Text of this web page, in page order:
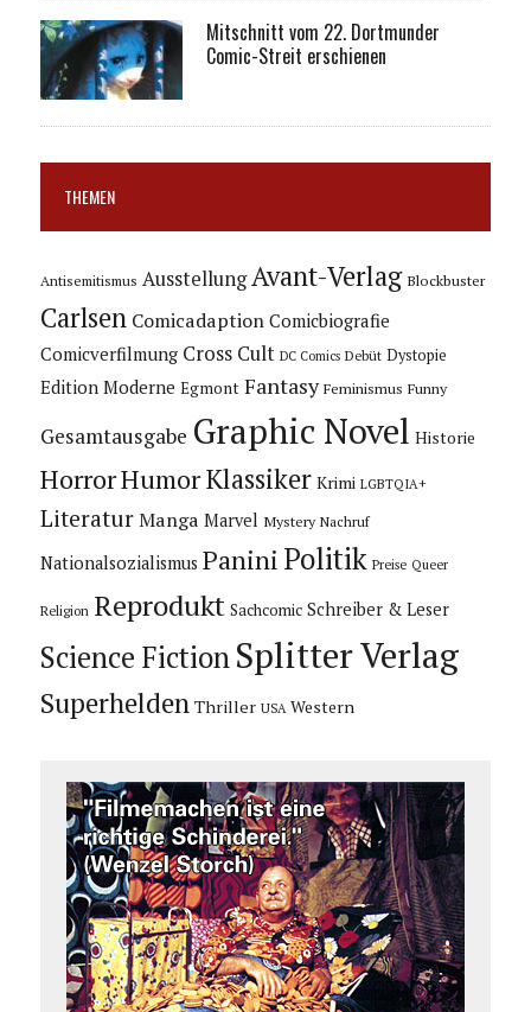
Mitschnitt vom 22. Dortmunder
Comic-Streit erschienen
THEMEN
Antisemitismus Ausstellung Avant-Verlag Blockbuster
Carlsen Comicadaption Comicbiografie
Comicverfilmung Cross Cult DC Comics Debüt Dystopie
Edition Moderne Egmont Fantasy Feminismus Funny
Gesamtausgabe Graphic Novel Historie
HorrorHumorKlassiker Krimi LGBTQIA+
Literatur Manga Marvel Mystery Nachruf
Nationalsozialismus Panini Politik Preise Queer
Religion Reprodukt Sachcomic Schreiber & Leser
Science Fiction Splitter Verlag
Superhelden Thriller USA Western